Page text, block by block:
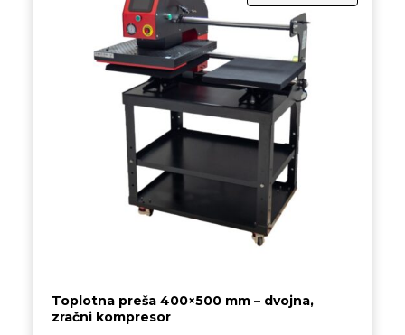
Toplotna preša 400×500 mm – dvojna,
zračni kompresor